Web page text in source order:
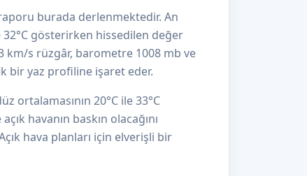
burada derlenmektedir. An
gösterirken hissedilen değer
km/s rüzgâr, barometre 1008 mb ve
bir yaz profiline işaret eder.
ortalamasının 20°C ile 33°C
havanın baskın olacağını
hava planları için elverişli bir